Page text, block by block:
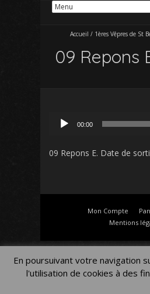
Accueil / 1ères Vêpres de St
09 Repons
00:00
09 Repons E. Date de
Mon Compte
Mentions
En poursuivant votre navigation
l'utilisation de cookies à des